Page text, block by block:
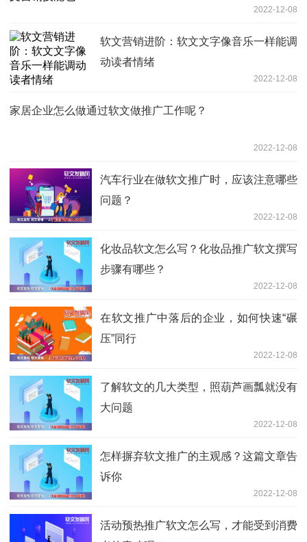
2022-12-08
软文营销进阶：软文文字像音乐一样能调
动读者情绪
2022-12-08
家居企业怎么做通过软文做推广工作呢？
2022-12-08
汽车行业在做软文推广时，应该注意哪些
问题？
2022-12-08
化妆品软文怎么写？化妆品推广软文撰写
步骤有哪些？
2022-12-08
在软文推广中落后的企业，如何快速“碾
压”同行
2022-12-08
了解软文的几大类型，照葫芦画瓢就没有
大问题
2022-12-08
怎样摒弃软文推广的主观感？这篇文章告
诉你
2022-12-08
活动预热推广软文怎么写，才能受到消费